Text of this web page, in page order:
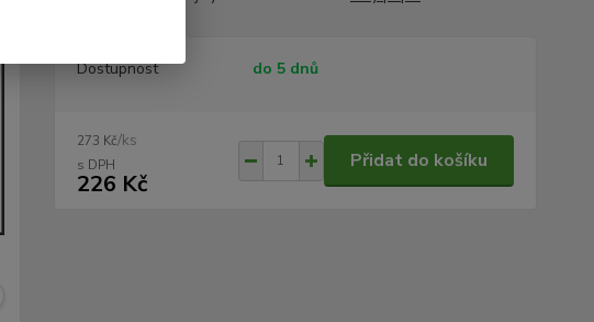
Dostupnost do 5 dnů
273 Kč/ks
226 Kč
Přidat do košíku